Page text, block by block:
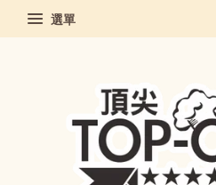
選單